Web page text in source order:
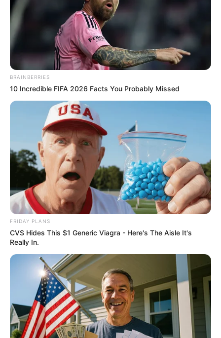
ปัญหาลูกดื้อ
เป็นสิ่งหนึ่งที่ทำให้พ่อแม่ปวดหัวและกลุ้มใจ
เป็นอย่างมาก ตามหลักวิทยาศาสตร์ในปัจจุบัน คงระบุ
สาเหตุว่ามาจากการเลี้ยงดู มาจากกรรมพันธุ์ หรอสภาพ
แวดล้อม แต่ถ้าหากว่าบางครอบครัว ที่เลี้ยงดูลูกรักเป็น
อย่างดี ไม่ได้มีปัญหาตามที่กล่าวมาในตอนนี้ ก็หาทางแก
ไขได้อย่างไร วันนี้แม่หมอ แห่ง
แนวทางการแก้ ปัญหาลูกดื้อ ตามหลักความเชื่อมาฝาก
กันค่ะ
ปัญหาลูกดื้อ แก้ได้
หากครอบครัวไหน หรือใครที่มีปัญหาเรื่องลูกเกเร ดื้อ ไม่
เชื่อฟัง รวมไปถึงป่วยบ่อยให้หาโอกาสมากราบสักการะ
พระศรีศากยมุนี หรือหลวงพ่อโต วัดสุทัศน์ ณ วัดสุทัศน์
เทพวราราม
ใครที่ใคร่ลองปฎิบัติดู ให้จัดเตรียมเครื่องสักการะดังนี้
1. จัดพานพร้อมเงิน 9 บาท
2. ดอกบัวขาว ไม่ต้องพับกลีบ 9 ดอก
3. เทียนเหลือง 9 เล่ม
BRAINBERRIES
10 Incredible FIFA 2026 Facts You Probably Missed
FRIDAY PLANS
CVS Hides This $1 Generic Viagra - Here's The Aisle It's
Really In.